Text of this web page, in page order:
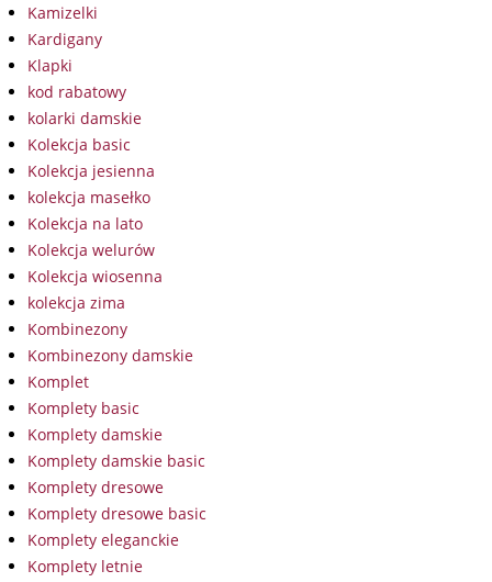
Kamizelki
Kardigany
Klapki
kod rabatowy
kolarki damskie
Kolekcja basic
Kolekcja jesienna
kolekcja masełko
Kolekcja na lato
Kolekcja welurów
Kolekcja wiosenna
kolekcja zima
Kombinezony
Kombinezony damskie
Komplet
Komplety basic
Komplety damskie
Komplety damskie basic
Komplety dresowe
Komplety dresowe basic
Komplety eleganckie
Komplety letnie